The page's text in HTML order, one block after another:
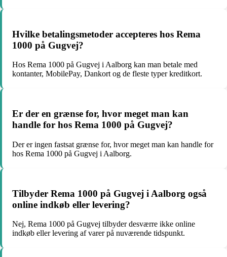
Hvilke betalingsmetoder accepteres hos Rema
1000 på Gugvej?
Hos Rema 1000 på Gugvej i Aalborg kan man betale med
kontanter, MobilePay, Dankort og de fleste typer kreditkort.
Er der en grænse for, hvor meget man kan
handle for hos Rema 1000 på Gugvej?
Der er ingen fastsat grænse for, hvor meget man kan handle for
hos Rema 1000 på Gugvej i Aalborg.
Tilbyder Rema 1000 på Gugvej i Aalborg også
online indkøb eller levering?
Nej, Rema 1000 på Gugvej tilbyder desværre ikke online
indkøb eller levering af varer på nuværende tidspunkt.